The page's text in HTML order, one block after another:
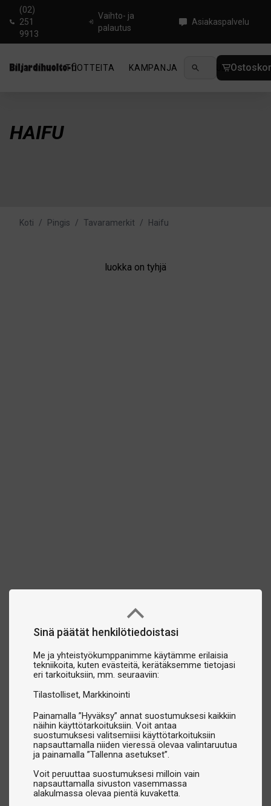
Sinä päätät henkilötiedoistasi
Me ja yhteistyökumppanimme käytämme erilaisia
tekniikoita, kuten evästeitä, kerätäksemme tietojasi
eri tarkoituksiin, mm. seuraaviin:
Tilastolliset Markkinointi
Painamalla ”Hyväksy” annat suostumuksesi kaikkiin
näihin käyttötarkoituksiin. Voit antaa
suostumuksesi valitsemiisi käyttötarkoituksiin
napsauttamalla niiden vieressä olevaa valintaruutua
ja painamalla ”Tallenna asetukset”.
Voit peruuttaa suostumuksesi milloin vain
napsauttamalla sivuston vasemmassa
alakulmassa olevaa pientä kuvaketta.
(02)
251
9913
Vaihto- ja
palautus
Asiakaspalvelu
TUOTTEITA KAMPANJA UUTUUDET
HAIFU
Koti / Pingis / Tavaramerkit / Haifu
luokka on tyhjä